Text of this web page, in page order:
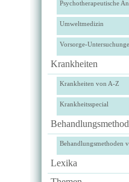
Psychotherapeutische
Umweltmedizin
Vorsorge-
Krankheiten
Krankheiten von A-Z
Krankheitsspecial
Behandlungsmethoden
Lexika